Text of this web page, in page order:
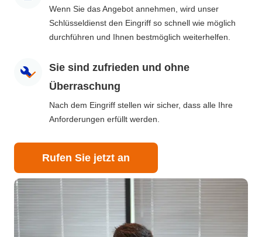
Wenn Sie das Angebot annehmen, wird unser
Schlüsseldienst den Eingriff so schnell wie möglich
durchführen und Ihnen bestmöglich weiterhelfen.
Sie sind zufrieden und ohne
Überraschung
Nach dem Eingriff stellen wir sicher, dass alle Ihre
Anforderungen erfüllt werden.
Rufen Sie jetzt an